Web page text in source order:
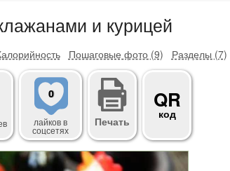
и курицей
Пошаговые фото (9) Разделы (7)
0
лайковв
соцсетях
Печать
QR
код